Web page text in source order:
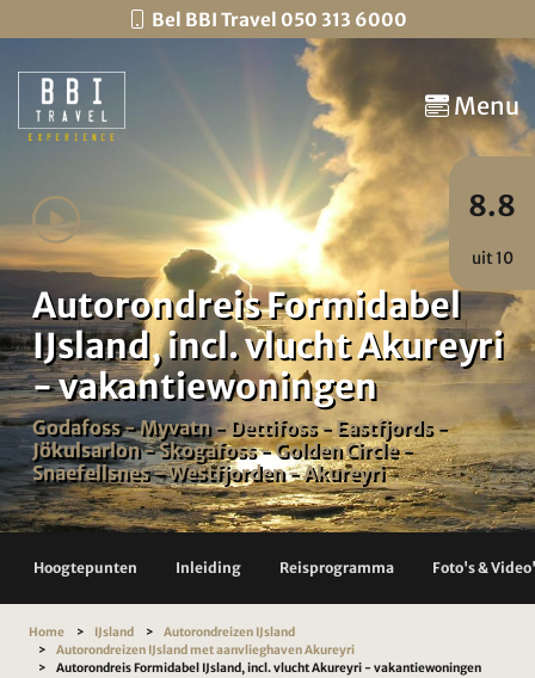
Bel BBI Travel 050 313 6000
Menu
8.8
uit 10
Autorondreis Formidabel
IJsland, incl. vlucht Akureyri
- vakantiewoningen
Godafoss - Myvatn - Dettifoss - Eastfjords -
Jökulsarlon - Skogafoss - Golden Circle -
Snaefellsnes - Westfjorden - Akureyri
Hoogtepunten Inleiding Reisprogramma Foto's &
Home IJsland
Autorondreizen IJsland
Autorondreizen IJsland met aanvlieghaven Akureyri
Autorondreis Formidabel IJsland, incl. vlucht Akureyri - vakantiewoningen